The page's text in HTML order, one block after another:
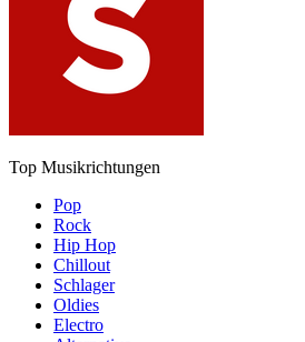
Top Musikrichtungen
Pop
Rock
Hip Hop
Chillout
Schlager
Oldies
Electro